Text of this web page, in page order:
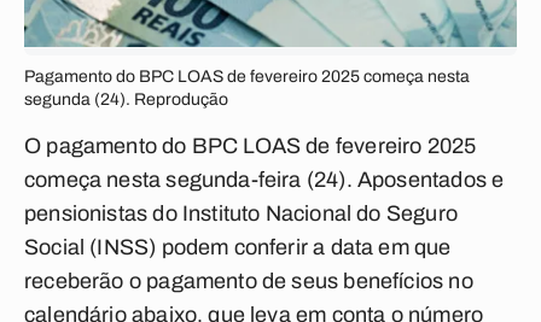
Pagamento do BPC LOAS de fevereiro 2025 começa nesta
segunda (24). Reprodução
O pagamento do BPC LOAS de fevereiro 2025
começa nesta segunda-feira (24). Aposentados e
pensionistas do Instituto Nacional do Seguro
Social (INSS) podem conferir a data em que
receberão o pagamento de seus benefícios no
calendário abaixo, que leva em conta o número